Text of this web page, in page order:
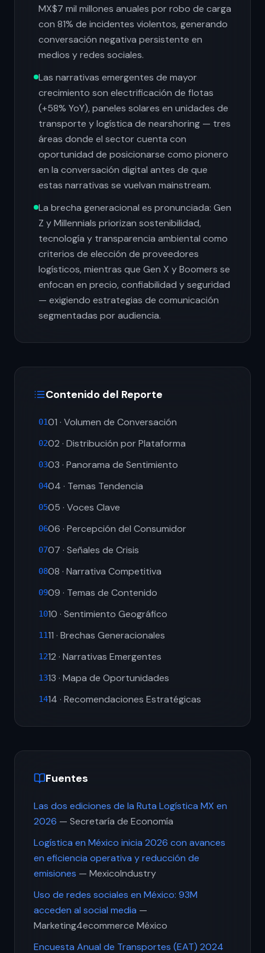
MX$7 mil millones anuales por robo de carga
con 81% de incidentes violentos, generando
conversación negativa persistente en
medios y redes sociales.
Las narrativas emergentes de mayor
crecimiento son electrificación de flotas
(+58% YoY), paneles solares en unidades de
transporte y logística de nearshoring — tres
áreas donde el sector cuenta con
oportunidad de posicionarse como pionero
en la conversación digital antes de que
estas narrativas se vuelvan mainstream.
La brecha generacional es pronunciada: Gen
Z y Millennials priorizan sostenibilidad,
tecnología y transparencia ambiental como
criterios de elección de proveedores
logísticos, mientras que Gen X y Boomers se
enfocan en precio, confiabilidad y seguridad
— exigiendo estrategias de comunicación
segmentadas por audiencia.
Contenido del Reporte
0101 · Volumen de Conversación
0202 · Distribución por Plataforma
0303 · Panorama de Sentimiento
0404 · Temas Tendencia
0505 · Voces Clave
0606 · Percepción del Consumidor
0707 · Señales de Crisis
0808 · Narrativa Competitiva
0909 · Temas de Contenido
1010 · Sentimiento Geográfico
1111 · Brechas Generacionales
1212 · Narrativas Emergentes
1313 · Mapa de Oportunidades
1414 · Recomendaciones Estratégicas
Fuentes
Las dos ediciones de la Ruta Logística MX en
2026 — Secretaría de Economía
Logística en México inicia 2026 con avances
en eficiencia operativa y reducción de
emisiones — MexicoIndustry
Uso de redes sociales en México: 93M
acceden al social media —
Marketing4ecommerce México
Encuesta Anual de Transportes (EAT) 2024